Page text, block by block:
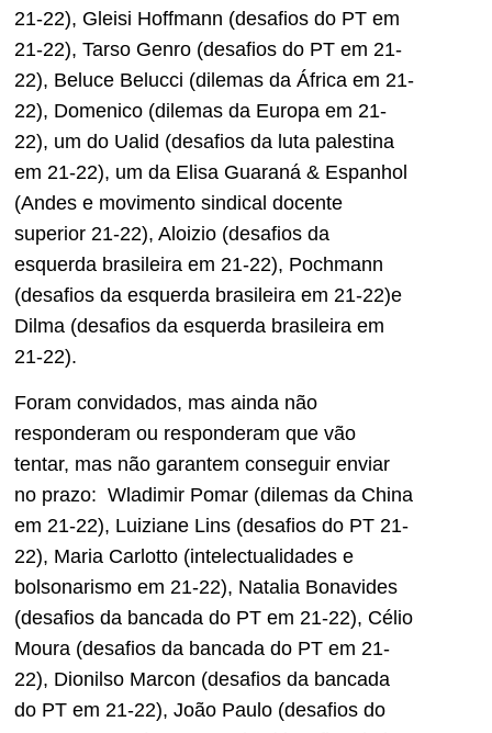
21-22), Gleisi Hoffmann (desafios do PT em
21-22), Tarso Genro (desafios do PT em 21-
22), Beluce Belucci (dilemas da África em 21-
22), Domenico (dilemas da Europa em 21-
22), um do Ualid (desafios da luta palestina
em 21-22), um da Elisa Guaraná & Espanhol
(Andes e movimento sindical docente
superior 21-22), Aloizio (desafios da
esquerda brasileira em 21-22), Pochmann
(desafios da esquerda brasileira em 21-22)e
Dilma (desafios da esquerda brasileira em
21-22).
Foram convidados, mas ainda não
responderam ou responderam que vão
tentar, mas não garantem conseguir enviar
no prazo: Wladimir Pomar (dilemas da China
em 21-22), Luiziane Lins (desafios do PT 21-
22), Maria Carlotto (intelectualidades e
bolsonarismo em 21-22), Natalia Bonavides
(desafios da bancada do PT em 21-22), Célio
Moura (desafios da bancada do PT em 21-
22), Dionilso Marcon (desafios da bancada
do PT em 21-22), João Paulo (desafios do